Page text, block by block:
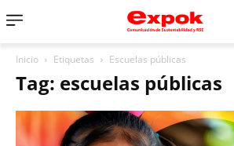
Inicio Etiquetas Escuelas públicas
Tag: escuelas públicas